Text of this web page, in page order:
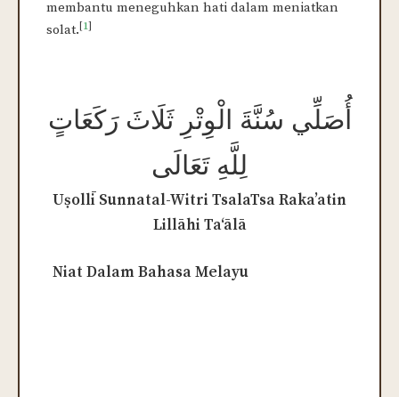
membantu meneguhkan hati dalam meniatkan
solat. [1]
أُصَلِّي سُنَّةَ الْوِتْرِ ثَلَاثَ رَكَعَاتٍ
لِلَّهِ تَعَالَى
Uṣollī Sunnatal-Witri TsalaTsa Raka’atin
Lillāhi Ta‘ālā
Niat Dalam Bahasa Melayu